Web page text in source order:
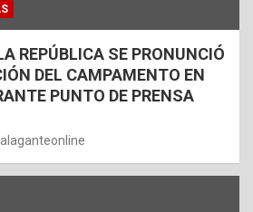
REPÚBLICA SE PRONUNCIÓ
DEL CAMPAMENTO EN
PUNTO DE PRENSA